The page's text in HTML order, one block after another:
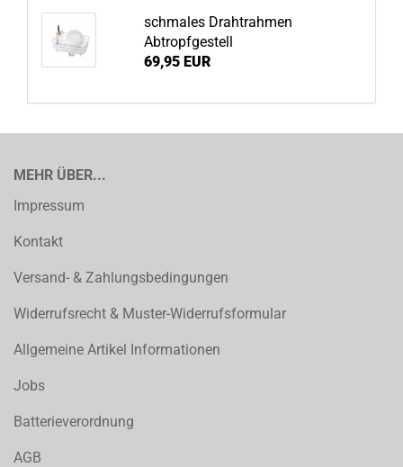
schmales Drahtrahmen
Abtropfgestell
69,95 EUR
MEHR ÜBER...
Impressum
Kontakt
Versand- & Zahlungsbedingungen
Widerrufsrecht & Muster-Widerrufsformular
Allgemeine Artikel Informationen
Jobs
Batterieverordnung
AGB